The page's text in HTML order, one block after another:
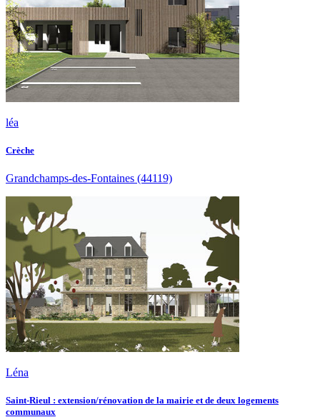
léa
Crèche
Grandchamps-des-Fontaines (44119)
Léna
Saint-Rieul : extension/rénovation de la mairie et de deux logements
communaux